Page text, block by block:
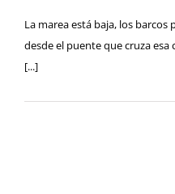
La marea está baja, los
desde el puente que cruza esa
[...]